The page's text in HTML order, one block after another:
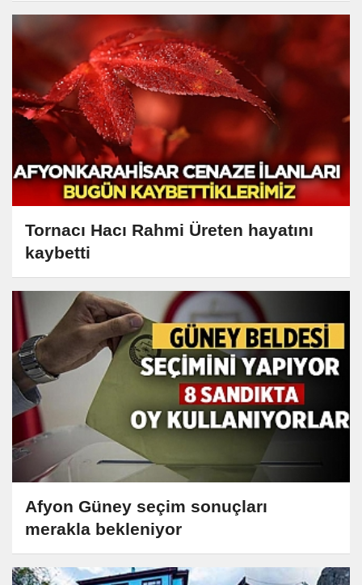
Tornacı Hacı Rahmi Üreten hayatını
kaybetti
Afyon Güney seçim sonuçları
merakla bekleniyor